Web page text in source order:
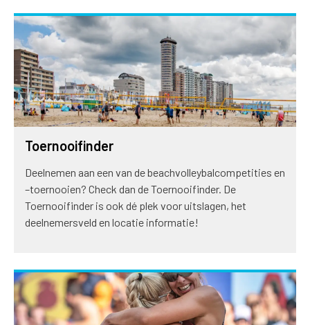
Toernooifinder
Deelnemen aan een van de beachvolleybalcompetities en
–toernooien? Check dan de Toernooifinder. De
Toernooifinder is ook dé plek voor uitslagen, het
deelnemersveld en locatie informatie!